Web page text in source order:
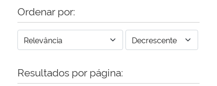
Ordenar por:
Resultados por página: